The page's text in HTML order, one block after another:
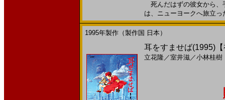
死んだはずの彼女から、
は、ニューヨークへ旅立
1995年製作（製作国 日本）
耳をすませば(1995)
立花隆／室井滋／小林桂樹